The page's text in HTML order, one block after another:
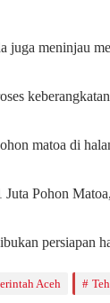
juga meninjau
matoa di
Juta Pohon
persiapan
Aceh